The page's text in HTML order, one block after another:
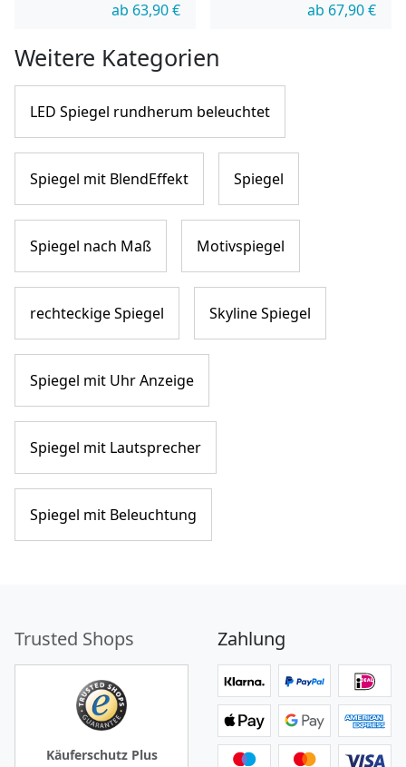
ab 63,90€ ab 67,90€
Weitere Kategorien
LED Spiegel rundherum beleuchtet
Spiegel mit BlendEffekt Spiegel
Spiegel nach Maß Motivspiegel
rechteckige Spiegel Skyline Spiegel
Spiegel mit Uhr Anzeige
Spiegel mit Lautsprecher
Spiegel mit Beleuchtung
Trusted Shops
Käuferschutz Plus
Zahlung